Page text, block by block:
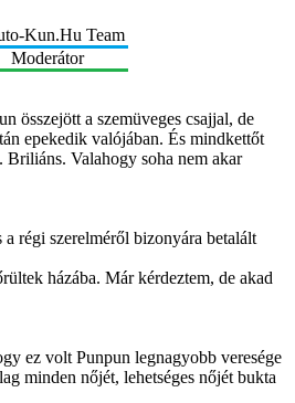
Kun.Hu Team
Moderátor
összejött a szemüveges csajjal, de
epekedik valójában. És mindkettőt
Briliáns. Valahogy soha nem akar
régi szerelméről bizonyára betalált
házába. Már kérdeztem, de akad
ez volt Punpun legnagyobb veresége
minden nőjét, lehetséges nőjét bukta